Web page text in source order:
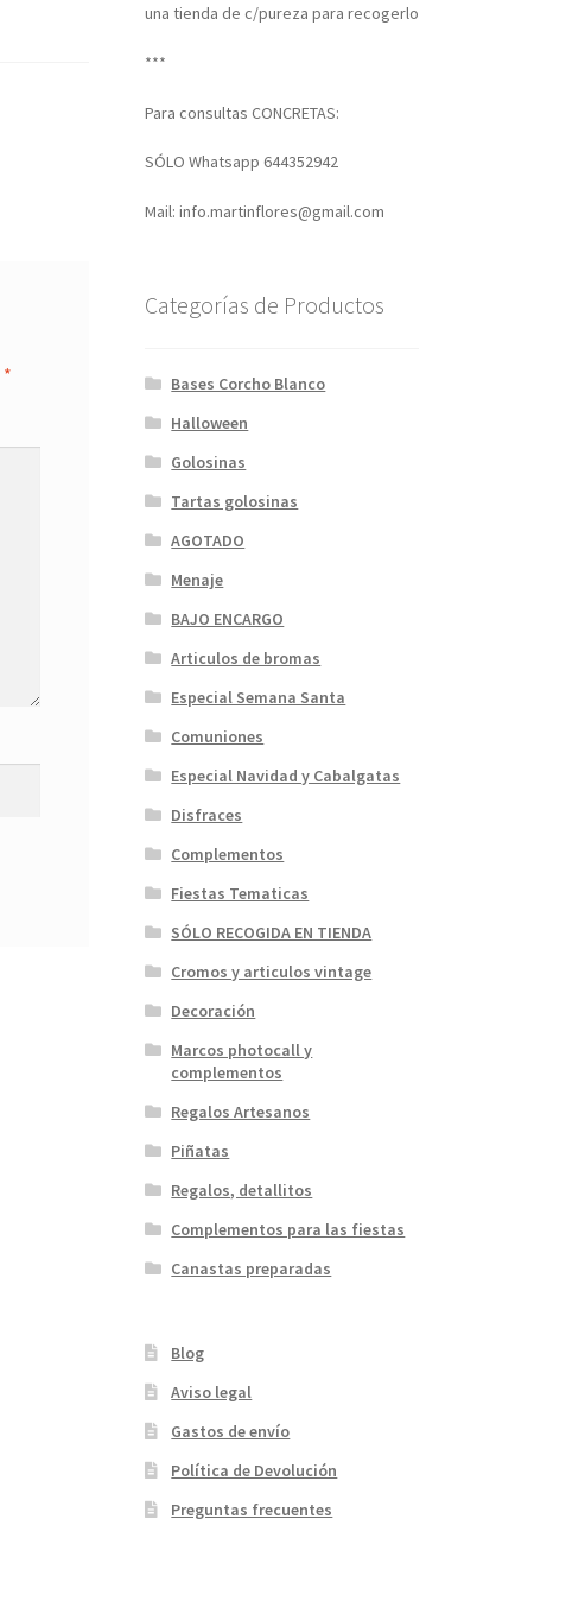
*
una tienda de c/pureza para recogerlo
***
Para consultas CONCRETAS:
SÓLO Whatsapp 644352942
Mail: info.martinflores@gmail.com
Categorías de Productos
Bases Corcho Blanco
Halloween
Golosinas
Tartas golosinas
AGOTADO
Menaje
BAJO ENCARGO
Articulos de bromas
Especial Semana Santa
Comuniones
Especial Navidad y Cabalgatas
Disfraces
Complementos
Fiestas Tematicas
SÓLO RECOGIDA EN TIENDA
Cromos y articulos vintage
Decoración
Marcos photocall y
complementos
Regalos Artesanos
Piñatas
Regalos, detallitos
Complementos para las fiestas
Canastas preparadas
Blog
Aviso legal
Gastos de envío
Política de Devolución
Preguntas frecuentes